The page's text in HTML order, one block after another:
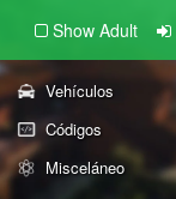
Show Adult
Vehículos
Códigos
Misceláneo